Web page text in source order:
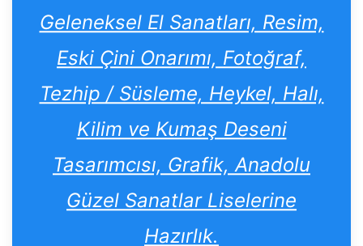
Geleneksel El Sanatları, Resim,
Eski Çini Onarımı, Fotoğraf,
Tezhip / Süsleme, Heykel, Halı,
Kilim ve Kumaş Deseni
Tasarımcısı, Grafik, Anadolu
Güzel Sanatlar Liselerine
Hazırlık.